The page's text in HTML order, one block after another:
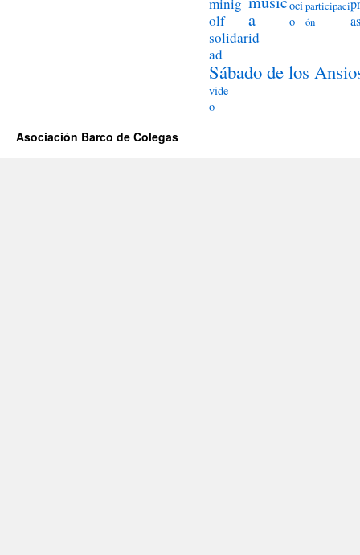
olf
a
oci
o
participaci
ón
as
solidarid
ad
Sábado de los
vide
o
Asociación Barco de Colegas